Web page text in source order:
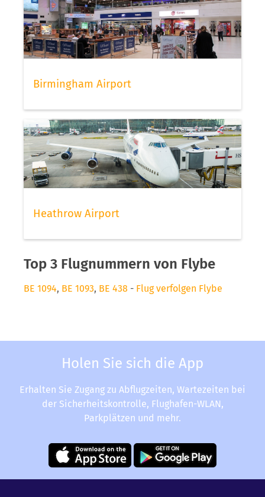
Birmingham Airport
Heathrow Airport
Top 3 Flugnummern von Flybe
BE 1094, BE 1093, BE 438 - Flug verfolgen Flybe
Holen Sie sich die App
Erhalten Sie Zugang zu Abflugzeiten, Wartezeiten bei
der Sicherheitskontrolle, Flughafen-WLAN,
Parkplätzen und mehr.